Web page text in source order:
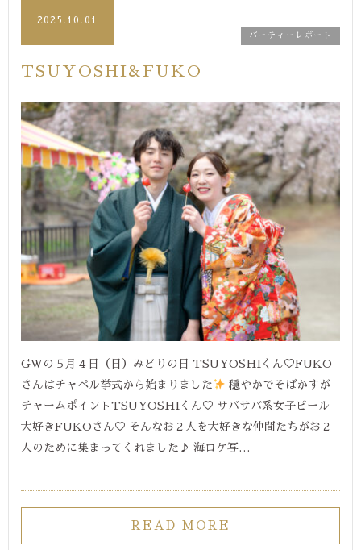
2025.10.01
パーティーレポート
TSUYOSHI&FUKO
GWの５月４日（日）みどりの日 TSUYOSHIくん♡FUKO
さんはチャペル挙式から始まりました
穏やかでそばかすが
チャームポイントTSUYOSHIくん♡ サバサバ系女子ビール
大好きFUKOさん♡ そんなお２人を大好きな仲間たちがお２
人のために集まってくれました♪ 海ロケ写…
READ MORE